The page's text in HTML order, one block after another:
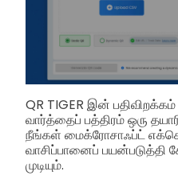
QR TIGER இன்
வார்த்தைப் பத்திரம் ஒரு
நீங்கள் மைக்ரோசாஃப்ட்
வாசிப்பானைப் பயன்படுத்தி
முடியும்.